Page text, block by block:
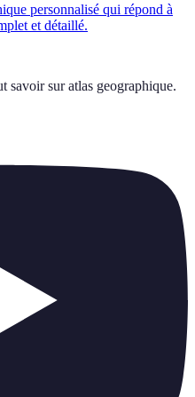
personnalisé qui répond à
et détaillé.
savoir sur atlas geographique.